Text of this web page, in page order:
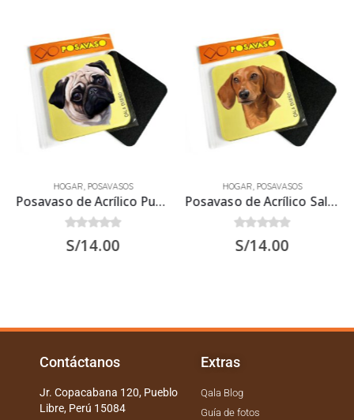
HOGAR, POSAVASOS
Posavaso de Acrílico Pug Carlino 9.5x 9.5 cms
0out of 5
S/14.00
HOGAR, POSAVASOS
Posavaso de Acrílico Salchicha Marrón 9.5×9.5 cms
0out of 5
S/14.00
Contáctanos
Jr. Copacabana 120, Pueblo
Libre, Perú 15084
Extras
Qala Blog
Guía de fotos